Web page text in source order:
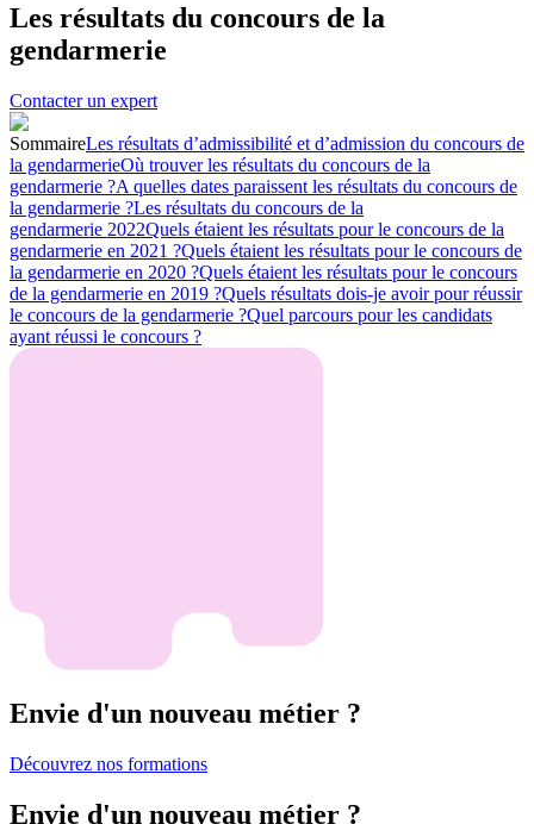
Les résultats du concours de la
gendarmerie
Contacter un expert
SommaireLes résultats d’admissibilité et d’admission du concours de
la gendarmerieOù trouver les résultats du concours de la
gendarmerie ?A quelles dates paraissent les résultats du concours de
la gendarmerie ?Les résultats du concours de la
gendarmerie 2022Quels étaient les résultats pour le concours de la
gendarmerie en 2021 ?Quels étaient les résultats pour le concours de
la gendarmerie en 2020 ?Quels étaient les résultats pour le concours
de la gendarmerie en 2019 ?Quels résultats dois-je avoir pour réussir
le concours de la gendarmerie ?Quel parcours pour les candidats
ayant réussi le concours ?
Envie d'un nouveau métier ?
Découvrez nos formations
Envie d'un nouveau métier ?